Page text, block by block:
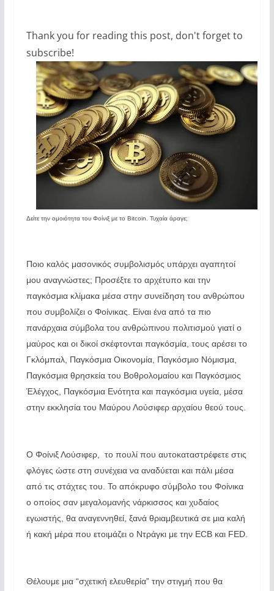
Thank you for reading this post, don't forget to
subscribe!
Δείτε την ομοιότητα του Φοίνιξ με το Bitcoin. Τυχαία άραγε;
Ποιο καλός μασονικός συμβολισμός υπάρχει αγαπητοί
μου αναγνώστες; Προσέξτε το αρχέτυπο και την
παγκόσμια κλίμακα μέσα στην συνείδηση του ανθρώπου
που συμβολίζει ο Φοίνικας. Είναι ένα από τα πιο
πανάρχαια σύμβολα του ανθρώπινου πολιτισμού γιατί ο
μαύρος και οι δικοί σκέφτονται παγκόσμία, τους αρέσει το
Γκλόμπαλ, Παγκόσμια Οικονομία, Παγκόσμιο Νόμισμα,
Παγκόσμια θρησκεία του Βοθρολομαίου και Παγκόσμιος
Έλέγχος, Παγκόσμια Ενότητα και παγκόσμια υγεία, μέσα
στην εκκλησία του Μαύρου Λούσιφερ αρχαίου θεού τους.
Ο Φοίνιξ Λούσιφερ, το πουλί που αυτοκαταστρέφετε στις
φλόγες ώστε στη συνέχεια να αναδύεται και πάλι μέσα
από τις στάχτες του. Το απόκρυφο σύμβολο του Φοίνικα
ο οποίος σαν μεγαλομανής νάρκισσος και χυδαίος
εγωιστής, θα αναγεννηθεί, ξανά θριαμβευτικά σε μια καλή
ή κακή μέρα που ετοιμάζει ο Ντράγκι με την ECB και FED.
Θέλουμε μια “σχετική ελευθερία” την στιγμή που θα